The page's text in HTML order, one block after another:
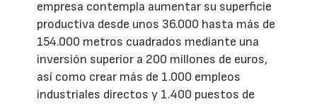
empresa contempla aumentar su superficie
productiva desde unos 36.000 hasta más de
154.000 metros cuadrados mediante una
inversión superior a 200 millones de euros,
así como crear más de 1.000 empleos
industriales directos y 1.400 puestos de